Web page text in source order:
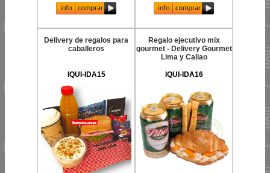
Delivery de regalos para
caballeros
IQUI-IDA15
Regalo ejecutivo mix
gourmet - Delivery Gourmet
Lima y Callao
IQUI-IDA16